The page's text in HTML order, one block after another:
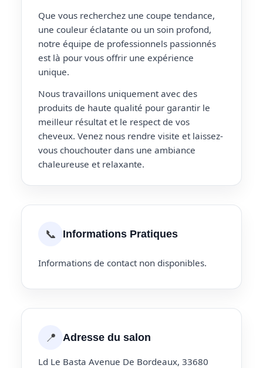
Que vous recherchez une coupe tendance,
une couleur éclatante ou un soin profond,
notre équipe de professionnels passionnés
est là pour vous offrir une expérience
unique.
Nous travaillons uniquement avec des
produits de haute qualité pour garantir le
meilleur résultat et le respect de vos
cheveux. Venez nous rendre visite et laissez-
vous chouchouter dans une ambiance
chaleureuse et relaxante.
📞 Informations Pratiques
Informations de contact non disponibles.
📍 Adresse du salon
Ld Le Basta Avenue De Bordeaux, 33680